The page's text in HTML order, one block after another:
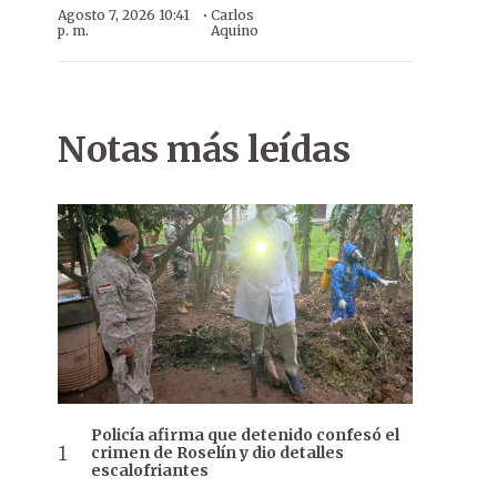
Agosto 7, 2026 10:41
p. m.
· Carlos
Aquino
Notas más leídas
Policía afirma que detenido confesó el
crimen de Roselín y dio detalles
escalofriantes